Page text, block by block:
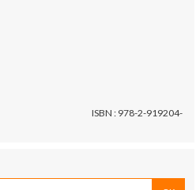
ISBN : 978-2-919204-